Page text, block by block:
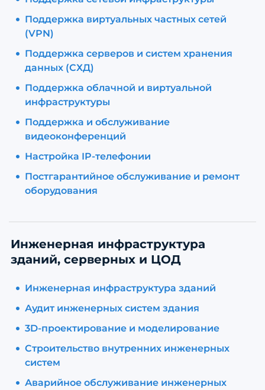
Поддержка виртуальных частных сетей
(VPN)
Поддержка серверов и систем хранения
данных (СХД)
Поддержка облачной и виртуальной
инфраструктуры
Поддержка и обслуживание
видеоконференций
Настройка IP-телефонии
Постгарантийное обслуживание и ремонт
оборудования
Инженерная инфраструктура
зданий, серверных и ЦОД
Инженерная инфраструктура зданий
Аудит инженерных систем здания
3D-проектирование и моделирование
Строительство внутренних инженерных
систем
Аварийное обслуживание инженерных